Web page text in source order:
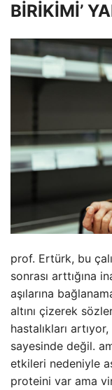
BİRİKİMİ’
prof. Ertürk, bu
sonrası arttığına
aşılarına
altını çizerek
hastalıkları
sayesinde değil.
etkileri nedeniyle
proteini var ama